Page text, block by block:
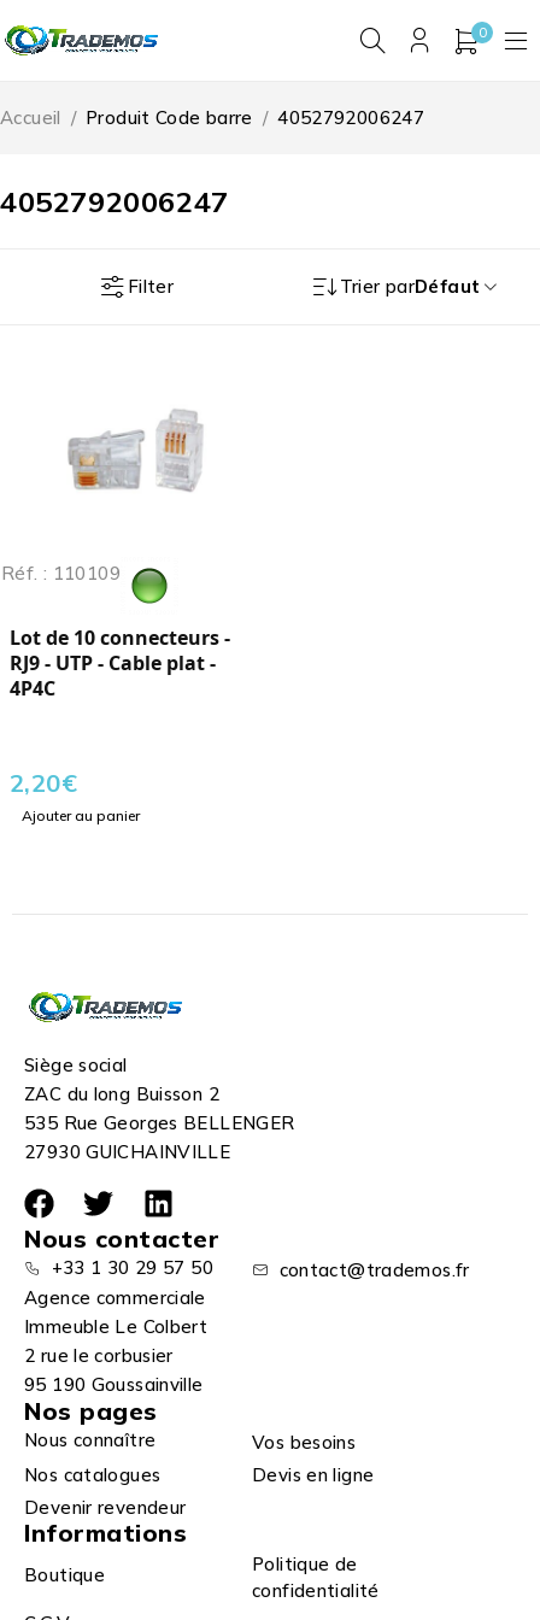
0
4052792006247
Accueil / Produit Code barre / 4052792006247
Filter Trier parDéfaut
Réf. : 110109
Lot de 10 connecteurs -
RJ9 - UTP - Cable plat -
4P4C
2,20€
Ajouter au panier
Siège social
ZAC du long Buisson 2
535 Rue Georges BELLENGER
27930 GUICHAINVILLE
Nous contacter
+33 1 30 29 57 50
contact@trademos.fr
Agence commerciale
Immeuble Le Colbert
2 rue le corbusier
95 190 Goussainville
Nos pages
Nous connaître
Vos besoins
Nos catalogues
Devis en ligne
Devenir revendeur
Informations
Boutique
Politique de
confidentialité